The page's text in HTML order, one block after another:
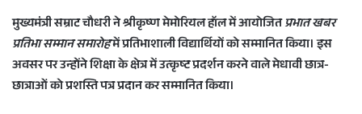
n
e
m
a
मुख्यमंत्रीसम्राट चौधरीने श्रीकृष्ण मेमोरियल हॉल में आयोजितप्रभात खबर
प्रतिभा सम्मान समारोहमें प्रतिभाशाली विद्यार्थियों को सम्मानित किया। इस
अवसर पर उन्होंने शिक्षा के क्षेत्र में उत्कृष्ट प्रदर्शन करने वाले मेधावी छात्र-
छात्राओं को प्रशस्ति पत्र प्रदान कर सम्मानित किया।